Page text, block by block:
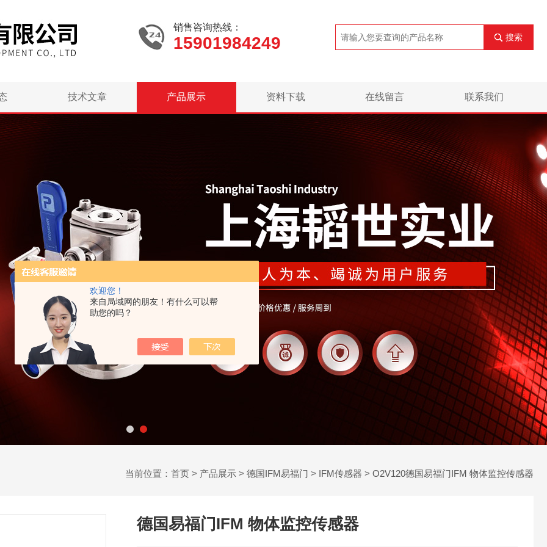
欢迎您！
来自局域网的朋友！有什么可以帮
助您的吗？
销售咨询热线：
15901984249 搜索
技术文章 产品展示 资料下载 在线留言 联系我们
当前位置： 首页 > 产品展示 > 德国IFM易福门 > IFM传感器 > O2V120德国易福门IFM 物体监控传感器
德国易福门IFM 物体监控传感器